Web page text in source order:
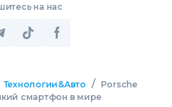
на нас
Технологии&Авто /
Porsche
смартфон в мире